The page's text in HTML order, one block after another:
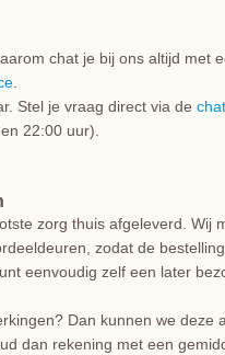
chat je bij ons altijd met
Stel je vraag direct via de
22:00 uur).
zorg thuis afgeleverd. Wij
zodat de
eenvoudig zelf een later
Dan kunnen we deze
dan rekening met een